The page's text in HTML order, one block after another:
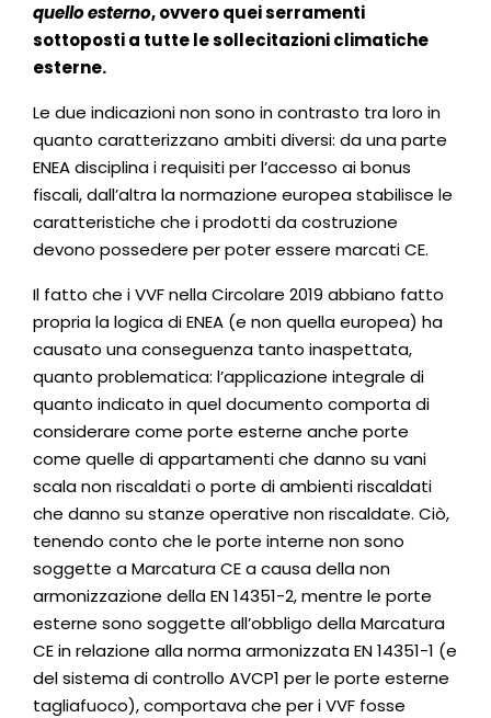
quello esterno, ovvero quei serramenti
sottoposti a tutte le sollecitazioni climatiche
esterne.
Le due indicazioni non sono in contrasto tra loro in
quanto caratterizzano ambiti diversi: da una parte
ENEA disciplina i requisiti per l’accesso ai bonus
fiscali, dall’altra la normazione europea stabilisce le
caratteristiche che i prodotti da costruzione
devono possedere per poter essere marcati CE.
Il fatto che i VVF nella Circolare 2019 abbiano fatto
propria la logica di ENEA (e non quella europea) ha
causato una conseguenza tanto inaspettata,
quanto problematica: l’applicazione integrale di
quanto indicato in quel documento comporta di
considerare come porte esterne anche porte
come quelle di appartamenti che danno su vani
scala non riscaldati o porte di ambienti riscaldati
che danno su stanze operative non riscaldate. Ciò,
tenendo conto che le porte interne non sono
soggette a Marcatura CE a causa della non
armonizzazione della EN 14351-2, mentre le porte
esterne sono soggette all’obbligo della Marcatura
CE in relazione alla norma armonizzata EN 14351-1 (e
del sistema di controllo AVCP1 per le porte esterne
tagliafuoco), comportava che per i VVF fosse